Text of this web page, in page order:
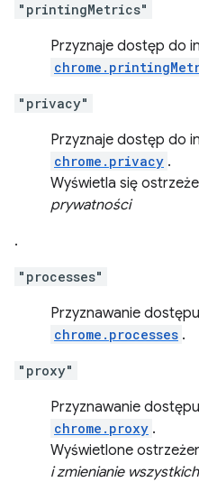
"printingMetrics"
Przyznaje dostęp do
"privacy"
Przyznaje dostęp do
chrome.privacy .
Wyświetla się
prywatności
.
"processes"
Przyznawanie
chrome.processes .
"proxy"
Przyznawanie
chrome.proxy .
Wyświetlone
i zmienianie